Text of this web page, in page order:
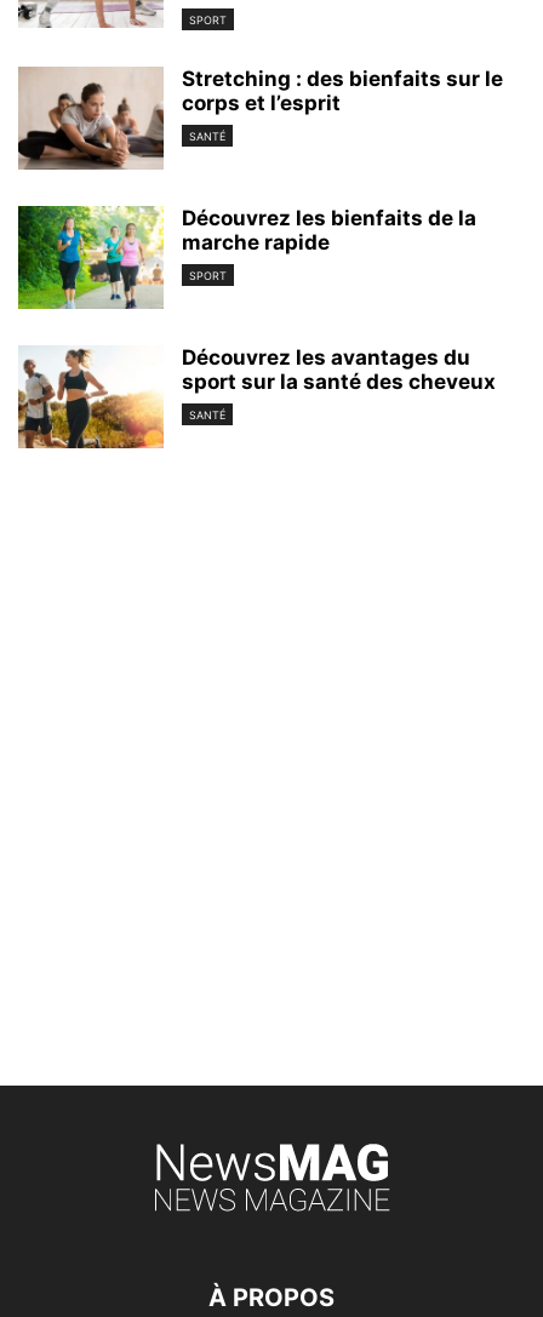
SPORT
Stretching : des bienfaits sur le
corps et l’esprit
SANTÉ
Découvrez les bienfaits de la
marche rapide
SPORT
Découvrez les avantages du
sport sur la santé des cheveux
SANTÉ
À PROPOS